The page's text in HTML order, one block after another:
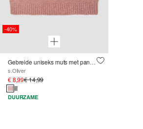
-40%
Gebreide uniseks muts met pandamotief
s.Oliver
€ 8,99€ 14,99
DUURZAME